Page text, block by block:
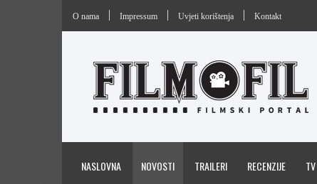
O nama Impressum Uvjeti korištenja Kontakt
NASLOVNA NOVOSTI TRAILERI RECENZIJE TV